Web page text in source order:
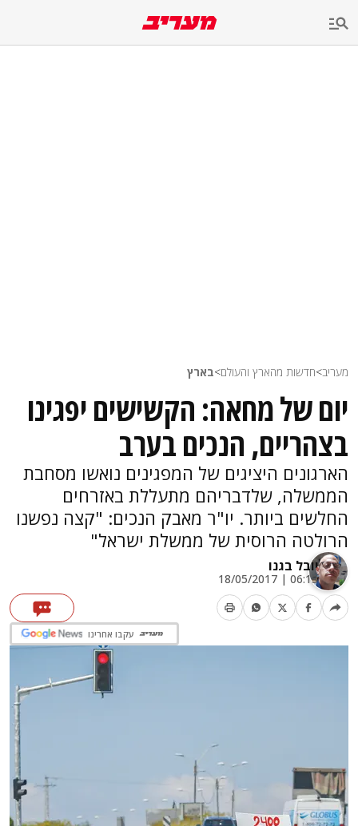
מעריב>חדשות מהארץ והעולם>בארץ
יום של מחאה: הקשישים יפגינו
בצהריים, הנכים בערב
הארגונים היציגים של המפגינים נואשו מסחבת
הממשלה, שלדבריהם מתעללת באזרחים
החלשים ביותר. יו"ר מאבק הנכים: "קצה נפשנו
הרולטה הרוסית של ממשלת ישראל"
יובל בגנו
06:13 | 18/05/2017
עקבו אחרינו